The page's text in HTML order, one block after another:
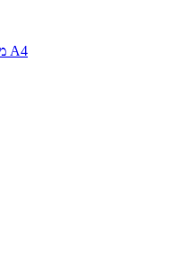
מדפסות לייזר משולבות A4